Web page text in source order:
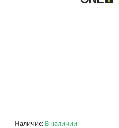
Наличие: В наличии